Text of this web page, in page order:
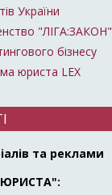
України
"ЛІГА:ЗАКОН"
бізнесу
юриста LEX
та реклами